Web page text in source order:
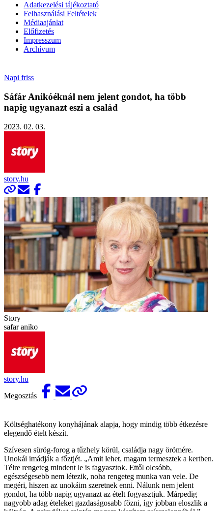
Adatkezelési tájékoztató
Felhasználási Feltételek
Médiaajánlat
Előfizetés
Impresszum
Archívum
Napi friss
Sáfár Anikóéknál nem jelent gondot, ha több
napig ugyanazt eszi a család
2023. 02. 03.
story.hu
Story
safar aniko
story.hu
Megosztás
Költséghatékony konyhájának alapja, hogy mindig több étkezésre
elegendő ételt készít.
Szívesen sürög-forog a tűzhely körül, családja nagy örömére.
Unokái imádják a főztjét. „Amit lehet, magam termesztek a kertben.
Télre rengeteg mindent le is fagyasztok. Ettől olcsóbb,
egészségesebb nem létezik, noha rengeteg munka van vele. De
megéri, hiszen az unokáim szeretnek enni. Nálunk nem jelent
gondot, ha több napig ugyanazt az ételt fogyasztjuk. Márpedig
nagyobb adag ételeket gazdaságosabb főzni, így jobban eloszlik a